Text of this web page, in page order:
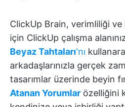
ClickUp Brain, verimliliği ve
için ClickUp çalışma
Beyaz Tahtaları'nı
arkadaşlarınızla gerçek
tasarımlar üzerinde beyin
Atanan Yorumlar özelliğini